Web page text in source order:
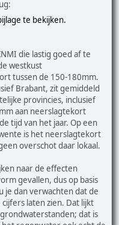
te bekijken.
die lastig goed af te
westkust
tussen de 150-180mm.
Brabant, zit gemiddeld
provincies, inclusief
aan neerslagtekort
tijd van het jaar. Op een
is het neerslagtekort
overschot daar lokaal.
naar de effecten
gevallen, dus op basis
je dan verwachten dat de
laten zien. Dat lijkt
dat is